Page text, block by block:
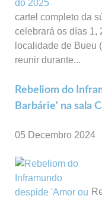
cartel completo da
celebrará os días 1,
localidade de Bueu
reunir durante...
Rebeliom do
Barbárie' na sala
05 Decembro 2024